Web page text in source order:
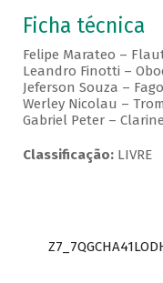
Ficha técnica
Felipe Marateo –
Leandro Finotti –
Jeferson Souza –
Werley Nicolau –
Gabriel Peter –
Classificação:LIVRE